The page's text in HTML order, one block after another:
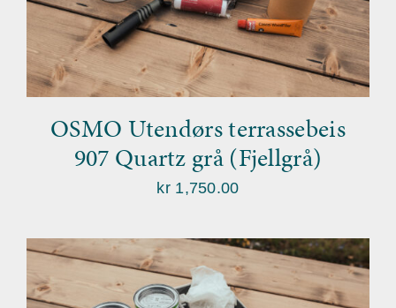
OSMO Utendørs terrassebeis
907 Quartz grå (Fjellgrå)
kr1,750.00